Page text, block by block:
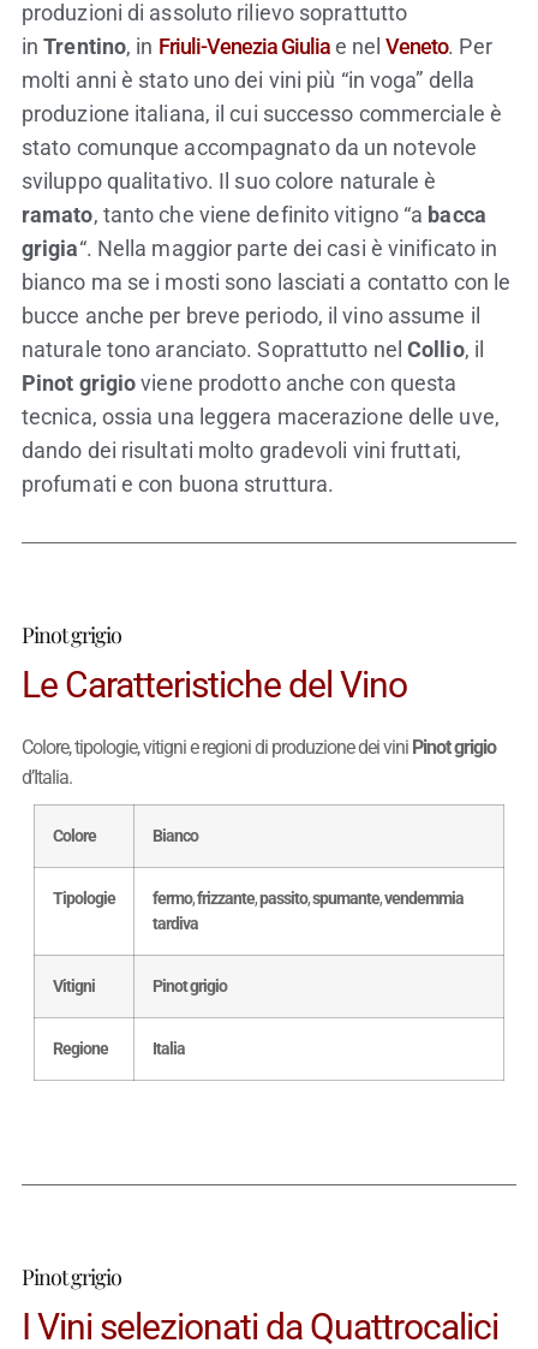
produzioni di assoluto rilievo soprattutto
inTrentino, in Friuli-Venezia Giulia e nelVeneto. Per
molti anni è stato uno dei vini più “in voga” della
produzione italiana, il cui successo commerciale è
stato comunque accompagnato da un notevole
sviluppo qualitativo. Il suo colore naturale è
ramato, tanto che viene definito vitigno “a bacca
grigia“. Nella maggior parte dei casi è vinificato in
bianco ma se i mosti sono lasciati a contatto con le
bucce anche per breve periodo, il vino assume il
naturale tono aranciato. Soprattutto nelCollio, il
Pinot grigioviene prodotto anche con questa
tecnica, ossia una leggera macerazione delle uve,
dando dei risultati molto gradevoli vini fruttati,
profumati e con buona struttura.
Pinot grigio
Le Caratteristiche del Vino
Colore, tipologie, vitigni e regioni di produzione dei vini Pinot grigio
d’Italia.
Colore Bianco
Tipologie fermo,frizzante,passito,spumante,vendemmia
tardiva
Vitigni Pinot grigio
Regione Italia
Pinot grigio
I Vini selezionati da Quattrocalici